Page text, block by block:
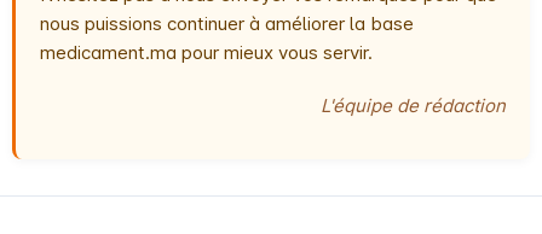
nous puissions continuer à améliorer la base
medicament.ma pour mieux vous servir.
L'équipe de rédaction